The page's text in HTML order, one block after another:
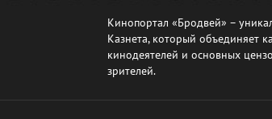
Кинопортал «Бродвей» –
Казнета, который объединяет
кинодеятелей и основных
зрителей.